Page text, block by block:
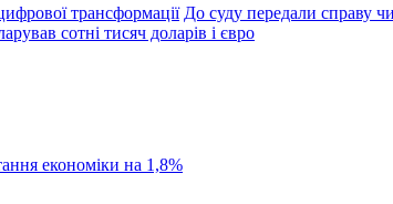
трансформації До суду передали справу
сотні тисяч доларів і євро
економіки на 1,8%